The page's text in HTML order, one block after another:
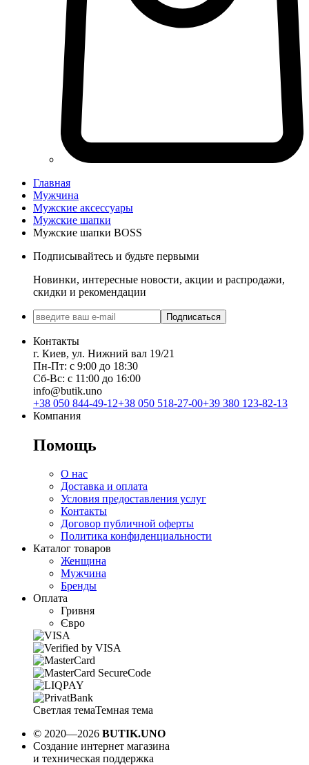
Главная
Мужчина
Мужские аксессуары
Мужские шапки
Мужские шапки BOSS
Подписывайтесь и будьте первыми
Новинки, интересные новости, акции и распродажи,
скидки и рекомендации
Подписаться
Контакты
г. Киев, ул. Нижний вал 19/21
Пн-Пт: с 9:00 до 18:30
Сб-Вс: с 11:00 до 16:00
info@butik.uno
+38 050 844-49-12+38 050 518-27-00+39 380 123-82-13
Компания
Помощь
О нас
Доставка и оплата
Условия предоставления услуг
Контакты
Договор публичной оферты
Политика конфиденциальности
Каталог товаров
Женщина
Мужчина
Бренды
Оплата
Гривня
Євро
Светлая темаТемная тема
© 2020—2026 BUTIK.UNO
Создание интернет магазина
и техническая поддержка